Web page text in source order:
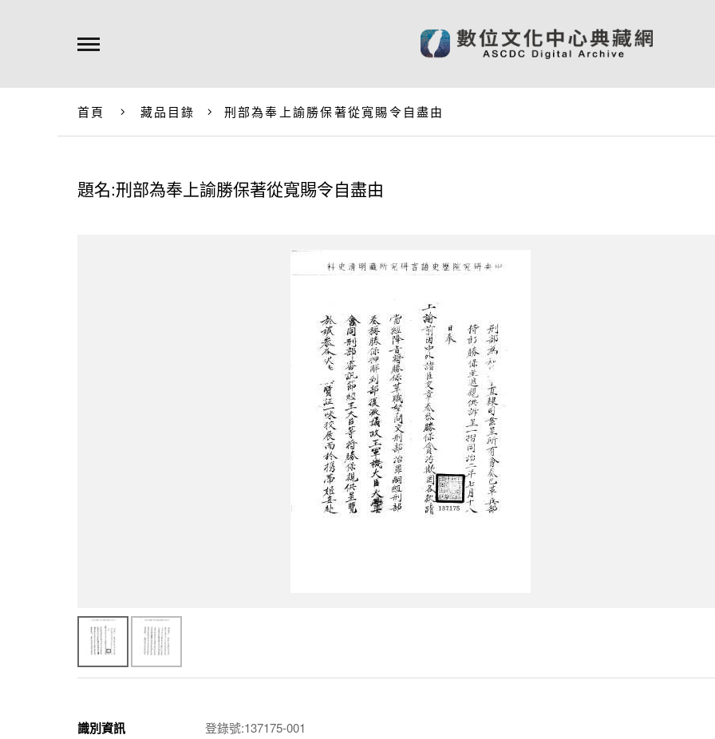
首頁 藏品目錄 刑部為奉上諭勝保著從寬賜令自盡由
題名:刑部為奉上諭勝保著從寬賜令自盡由
識別資訊 登錄號:137175-001